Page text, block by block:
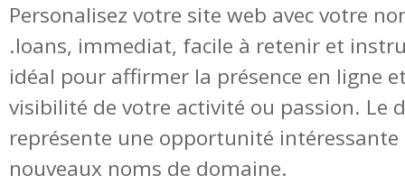
Personalisez votre site web avec votre
.loans, immediat, facile à retenir et
idéal pour affirmer la présence en ligne
visibilité de votre activité ou passion. Le
représente une opportunité
nouveaux noms de domaine.